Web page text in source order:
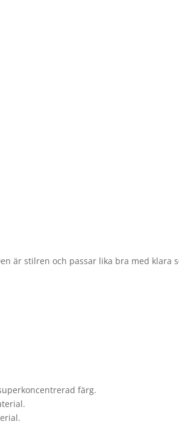
är stilren och passar lika bra med klara
färg.